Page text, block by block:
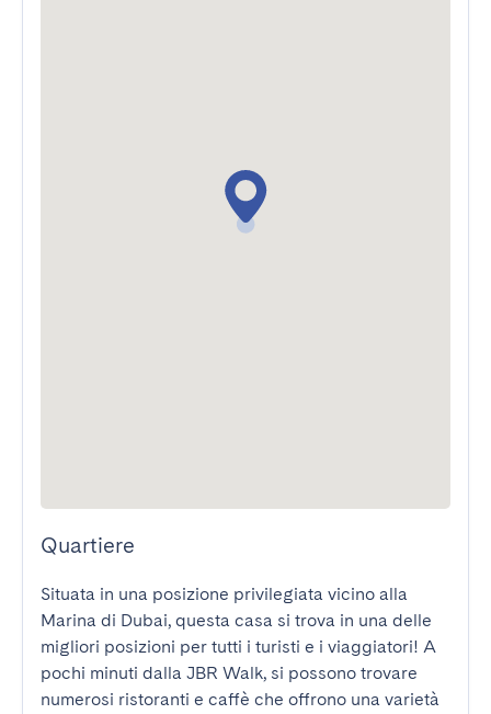
Quartiere
Situata in una posizione privilegiata vicino alla
Marina di Dubai, questa casa si trova in una delle
migliori posizioni per tutti i turisti e i viaggiatori! A
pochi minuti dalla JBR Walk, si possono trovare
numerosi ristoranti e caffè che offrono una varietà